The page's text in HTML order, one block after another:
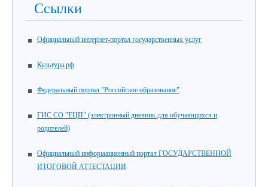
Ссылки
Официальный интернет-портал государственных услуг
Культура.рф
Федеральный портал "Российское образование"
ГИС СО "ЕЦП" (электронный дневник для обучающихся и
родителей)
Официальный информационный портал ГОСУДАРСТВЕННОЙ
ИТОГОВОЙ АТТЕСТАЦИИ